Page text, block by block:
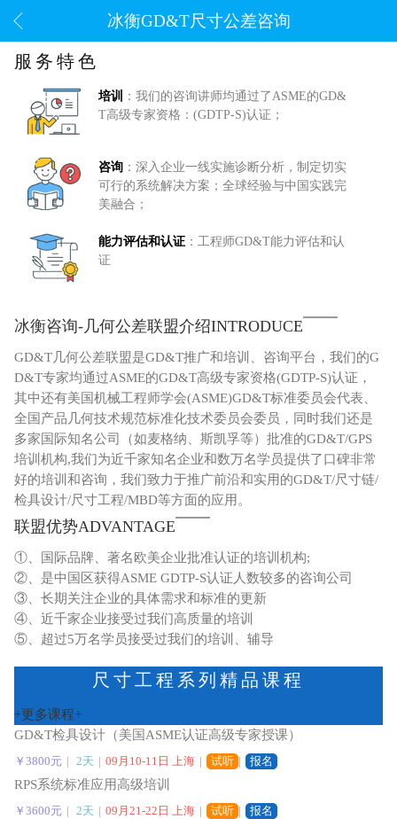
冰衡GD&T尺寸公差咨询
服务特色
培训
：我们的咨询讲师均通过了ASME的GD&
T高级专家资格：(GDTP-S)认证；
咨询：深入企业一线实施诊断分析，制定切实
可行的系统解决方案；全球经验与中国实践完
美融合；
能力评估和认证：工程师GD&T能力评估和认
证
冰衡咨询-几何公差联盟介绍INTRODUCE
GD&T几何公差联盟是GD&T推广和培训、咨询平台，我们的G
D&T专家均通过ASME的GD&T高级专家资格(GDTP-S)认证，
其中还有美国机械工程师学会(ASME)GD&T标准委员会代表、
全国产品几何技术规范标准化技术委员会委员，同时我们还是
多家国际知名公司（如麦格纳、斯凯孚等）批准的GD&T/GPS
培训机构,我们为近千家知名企业和数万名学员提供了口碑非常
好的培训和咨询，我们致力于推广前沿和实用的GD&T/尺寸链/
检具设计/尺寸工程/MBD等方面的应用。
联盟优势ADVANTAGE
①、国际品牌、著名欧美企业批准认证的培训机构;
②、是中国区获得ASME GDTP-S认证人数较多的咨询公司
③、长期关注企业的具体需求和标准的更新
④、近千家企业接受过我们高质量的培训
⑤、超过5万名学员接受过我们的培训、辅导
尺寸工程系列精品课程
+更多课程+
GD&T检具设计（美国ASME认证高级专家授课）
￥3800元 | 2天 | 09月10-11日 上海 | 试听 | 报名
RPS系统标准应用高级培训
￥3600元 | 2天 | 09月21-22日 上海 | 试听 | 报名